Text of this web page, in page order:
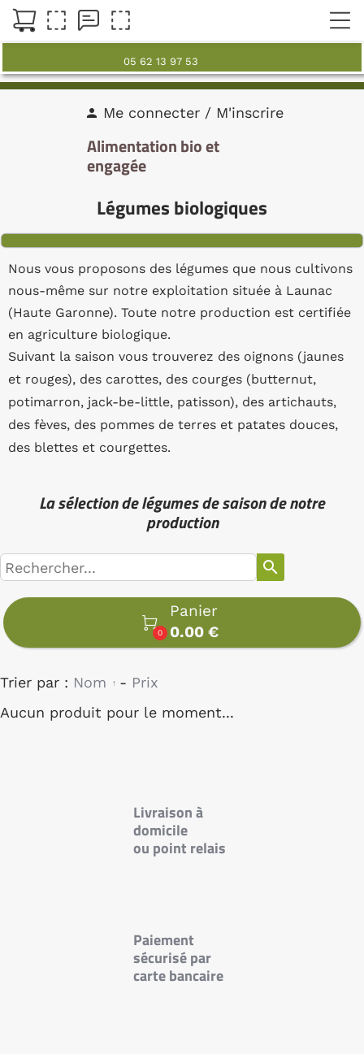
05 62 13 97 53
person Me connecter / M'inscrire
Alimentation bio et
engagée
Légumes biologiques
Nous vous proposons des légumes que nous cultivons
nous-même sur notre exploitation située à Launac
(Haute Garonne). Toute notre production est certifiée
en agriculture biologique.
Suivant la saison vous trouverez des oignons (jaunes
et rouges), des carottes, des courges (butternut,
potimarron, jack-be-little, patisson), des artichauts,
des fèves, des pommes de terres et patates douces,
des blettes et courgettes.
La sélection de légumes de saison de notre
production
search

0
Panier
0.00 €
Trier par : Nom - Prix
Aucun produit pour le moment...
Livraison à
domicile
ou point relais
Paiement
sécurisépar
carte bancaire